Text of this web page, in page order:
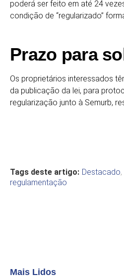
poderá ser feito em até 24
condição de “regularizado”
Prazo para
Os proprietários interessados
da publicação da lei, para
regularização junto à Semurb,
Tags deste artigo: Destacado,
regulamentação
Mais Lidos